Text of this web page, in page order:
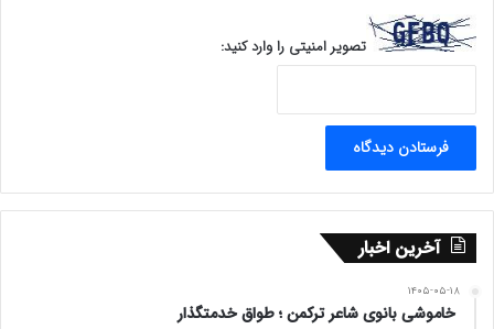
تصویر امنیتی را وارد کنید:
آخرین اخبار
۱۴۰۵-۰۵-۱۸
خاموشی بانوی شاعر ترکمن ؛ طواق خدمتگذار